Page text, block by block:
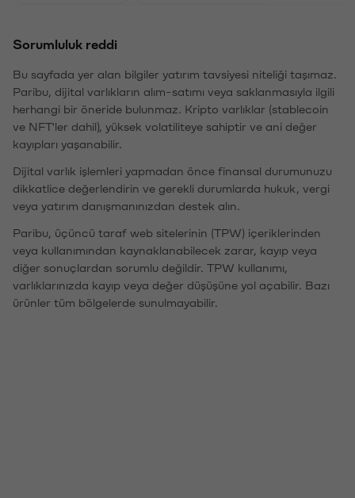
Sorumluluk reddi
Bu sayfada yer alan bilgiler yatırım tavsiyesi niteliği taşımaz.
Paribu, dijital varlıkların alım-satımı veya saklanmasıyla ilgili
herhangi bir öneride bulunmaz. Kripto varlıklar (stablecoin
ve NFT'ler dahil), yüksek volatiliteye sahiptir ve ani değer
kayıpları yaşanabilir.
Dijital varlık işlemleri yapmadan önce finansal durumunuzu
dikkatlice değerlendirin ve gerekli durumlarda hukuk, vergi
veya yatırım danışmanınızdan destek alın.
Paribu, üçüncü taraf web sitelerinin (TPW) içeriklerinden
veya kullanımından kaynaklanabilecek zarar, kayıp veya
diğer sonuçlardan sorumlu değildir. TPW kullanımı,
varlıklarınızda kayıp veya değer düşüşüne yol açabilir. Bazı
ürünler tüm bölgelerde sunulmayabilir.